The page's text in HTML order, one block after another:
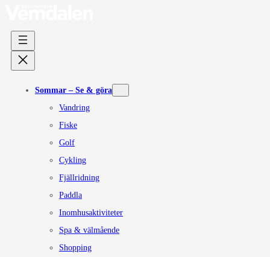
Sommar – Se & göra
Vandring
Fiske
Golf
Cykling
Fjällridning
Paddla
Inomhusaktiviteter
Spa & välmående
Shopping